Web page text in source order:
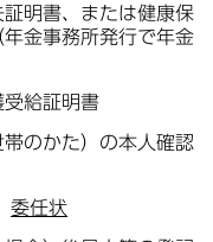
証明書、または健康保
金事務所発行で年金
受給証明書
のかた）の本人確認
委任状